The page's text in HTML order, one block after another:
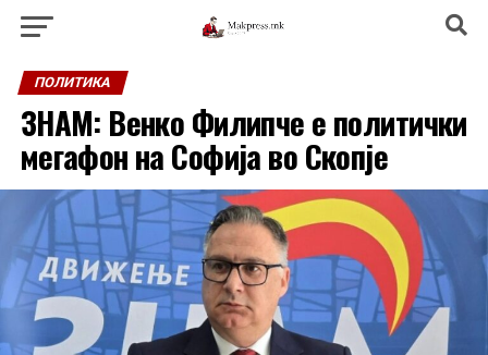
ПОЛИТИКА
ЗНАМ: Венко Филипче е политички
мегафон на Софија во Скопје